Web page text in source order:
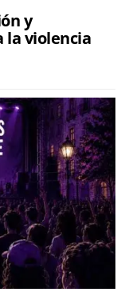
y
la violencia